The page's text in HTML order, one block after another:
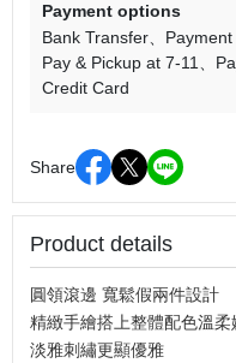
Payment options
Bank Transfer
Pay & Pickup at 7-11
Credit Card
Share
Product details
圓領滾邊 寬鬆假兩件設計
精緻手繪搭上整體配色溫柔
淡雅刺繡更顯優雅